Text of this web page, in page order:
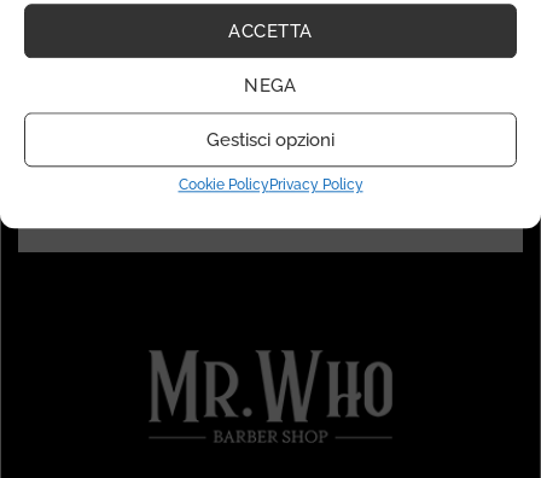
ACCETTA
NEGA
Gestisci opzioni
Cookie PolicyPrivacy Policy
98000, Monaco